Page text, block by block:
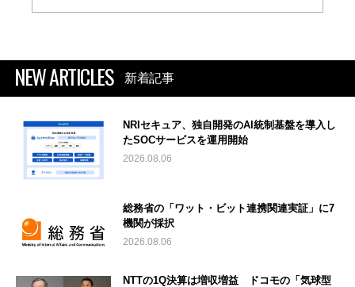
NEW ARTICLES 新着記事
NRIセキュア、独自開発のAI統制基盤を導入し
たSOCサービスを運用開始
2026.08.06
総務省の「ワット・ビット連携関連実証」に7
機関が採択
2026.08.06
NTTの1Q決算は増収増益 ドコモの「気球型